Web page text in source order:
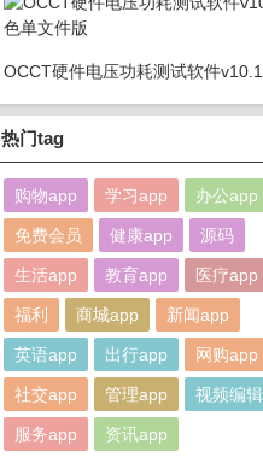
热门tag
购物app 学习app 办公app
免费会员 健康app 源码
生活app 教育app 医疗app
福利 商城app 新闻app
英语app 出行app 网购app
社交app 管理app 视频编辑
服务app 资讯app